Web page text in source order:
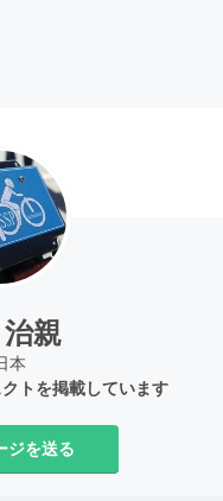
親
本
トを掲載しています
ジを送る